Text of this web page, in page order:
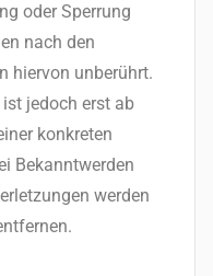
oder Sperrung
nach den
hiervon unberührt.
jedoch erst ab
konkreten
Bekanntwerden
werden